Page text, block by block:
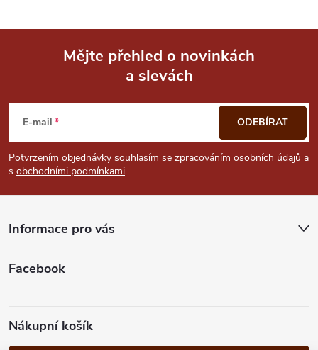
p
a
Mějte přehled o novinkách
a slevách
E-mail
Potvrzením objednávky souhlasím se zpracováním osobních údajů a
s obchodními podmínkami
ODEBÍRAT
Informace pro vás
Facebook
Nákupní košík